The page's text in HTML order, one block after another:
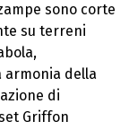
sono corte
su terreni
armonia della
di
Griffon